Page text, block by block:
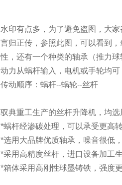
水印有点多，为了避免盗图，大
言归正传，参照此图，可以看到
性，还有一个种类的轴承（推力
动力从蜗杆输入，电机或手轮均
传动顺序：蜗杆--蜗轮--丝杆
驭典重工生产的丝杆升降机，均选
*蜗杆经渗碳处理，可以承受更高
*选用大品牌优质轴承，噪音很低，
*采用高精度丝杆，进口设备加工
*箱体采用高刚性球墨铸铁，强度更